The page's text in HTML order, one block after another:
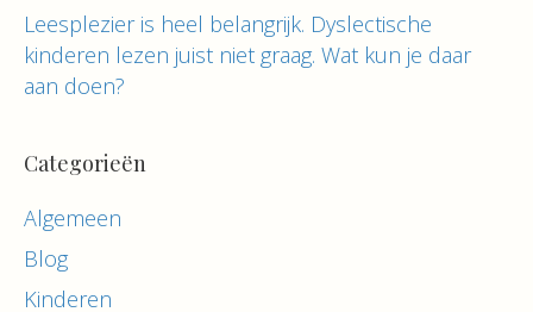
Leesplezier is heel belangrijk. Dyslectische
kinderen lezen juist niet graag. Wat kun je daar
aan doen?
Categorieën
Algemeen
Blog
Kinderen